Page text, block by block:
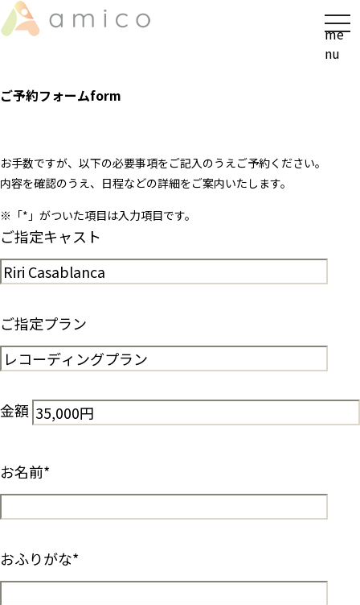
t
o
g
t
me
nu
ご予約フォームform
お手数ですが、以下の必要事項をご記入のうえご予約ください。
内容を確認のうえ、日程などの詳細をご案内いたします。
※「* 」がついた項目は入力項目です。
ご指定キャスト
ご指定プラン
金額
お名前*
おふりがな*